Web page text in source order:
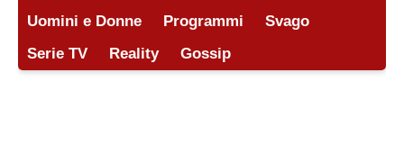
Uomini e Donne
Programmi
Svago
Serie TV
Reality Gossip